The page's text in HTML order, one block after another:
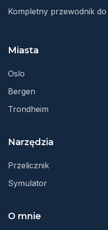
Kompletny przewodnik do
Miasta
Oslo
Bergen
Trondheim
Narzędzia
Przelicznik
Symulator
O mnie